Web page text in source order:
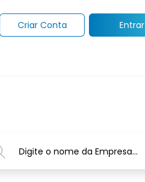
Criar Conta Entrar
Digite o nome da Empresa...